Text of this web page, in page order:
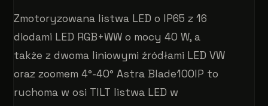
Zmotoryzowana listwa LED o IP65 z 16
diodami LED RGB+WW o mocy 40 W, a
także z dwoma liniowymi źródłami LED VW
oraz zoomem 4°-40° Astra Blade100IP to
ruchoma w osi TILT listwa LED w